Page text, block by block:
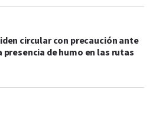
circular con precaución ante
presencia de humo en las rutas